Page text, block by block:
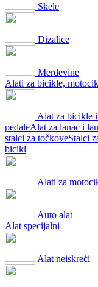
Skele
Dizalice
Merdevine
Alati za bicikle,
Alat za bicikle i
pedaleAlat za lanac i
stalci za točkoveStalci
bicikl
Alati za
Auto alat
Alat specijalni
Alat neiskreći